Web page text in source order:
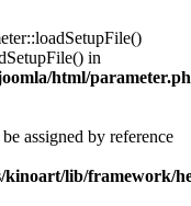
in
html/
assigned by reference
kinoart/lib/framework/